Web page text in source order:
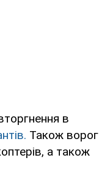
в
. Також ворог
а також